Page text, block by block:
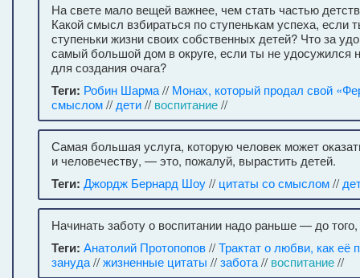
На свете мало вещей важнее, чем стать частью
Какой смысл взбираться по ступенькам успеха, если
ступеньки жизни своих собственных детей? Что за
самый большой дом в округе, если ты не удосужился
для создания очага?
Теги: Робин Шарма// Монах, который продал свой
смыслом// дети// воспитание//
Самая большая услуга, которую человек может
и человечеству, — это, пожалуй, вырастить детей.
Теги: Джордж Бернард Шоу// цитаты со смыслом//
Начинать заботу о воспитании надо раньше — до того,
Теги: Анатолий Протопопов//Трактат о любви, как её
зануда//жизненные цитаты //забота// воспитание//